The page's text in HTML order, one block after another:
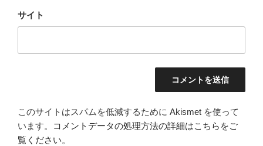
サイト
このサイトはスパムを低減するために Akismet を使って
います。
コメントデータの処理方法の詳細はこちらをご
覧ください。